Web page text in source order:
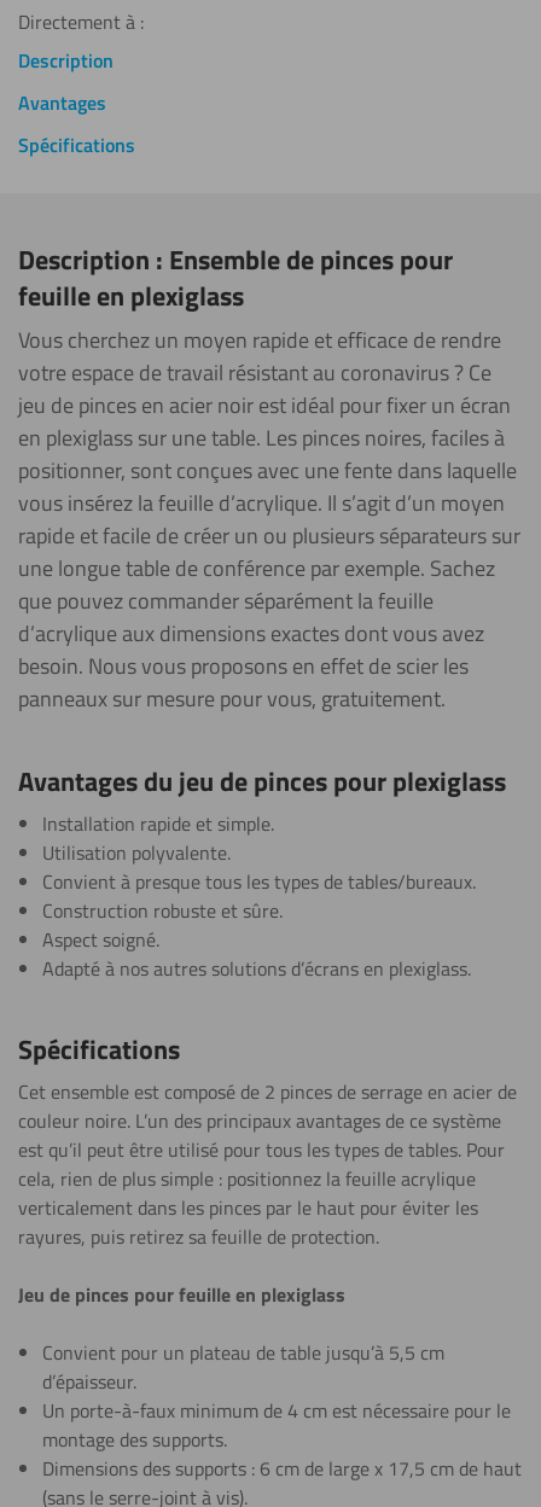
Directement à :
Description
Avantages
Spécifications
Description : Ensemble de pinces pour
feuille en plexiglass
Vous cherchez un moyen rapide et efficace de rendre
votre espace de travail résistant au coronavirus ? Ce
jeu de pinces en acier noir est idéal pour fixer un écran
en plexiglass sur une table. Les pinces noires, faciles à
positionner, sont conçues avec une fente dans laquelle
vous insérez la feuille d’acrylique. Il s’agit d’un moyen
rapide et facile de créer un ou plusieurs séparateurs sur
une longue table de conférence par exemple. Sachez
que pouvez commander séparément la feuille
d’acrylique aux dimensions exactes dont vous avez
besoin. Nous vous proposons en effet de scier les
panneaux sur mesure pour vous, gratuitement.
Avantages du jeu de pinces pour plexiglass
Installation rapide et simple.
Utilisation polyvalente.
Convient à presque tous les types de tables/bureaux.
Construction robuste et sûre.
Aspect soigné.
Adapté à nos autres solutions d’écrans en plexiglass.
Spécifications
Cet ensemble est composé de 2 pinces de serrage en acier de
couleur noire. L’un des principaux avantages de ce système
est qu’il peut être utilisé pour tous les types de tables. Pour
cela, rien de plus simple : positionnez la feuille acrylique
verticalement dans les pinces par le haut pour éviter les
rayures, puis retirez sa feuille de protection.
Jeu de pinces pour feuille en plexiglass
Convient pour un plateau de table jusqu’à 5,5 cm
d’épaisseur.
Un porte-à-faux minimum de 4 cm est nécessaire pour le
montage des supports.
Dimensions des supports : 6 cm de large x 17,5 cm de haut
(sans le serre-joint à vis).